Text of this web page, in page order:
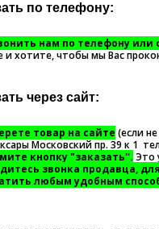
по телефону:
нам по телефону или
и хотите, чтобы мы Вас
через сайт:
товар на сайте (если
Московский пр. 39 к 1
кнопку "заказать''. Это
звонка продавца,
любым удобным